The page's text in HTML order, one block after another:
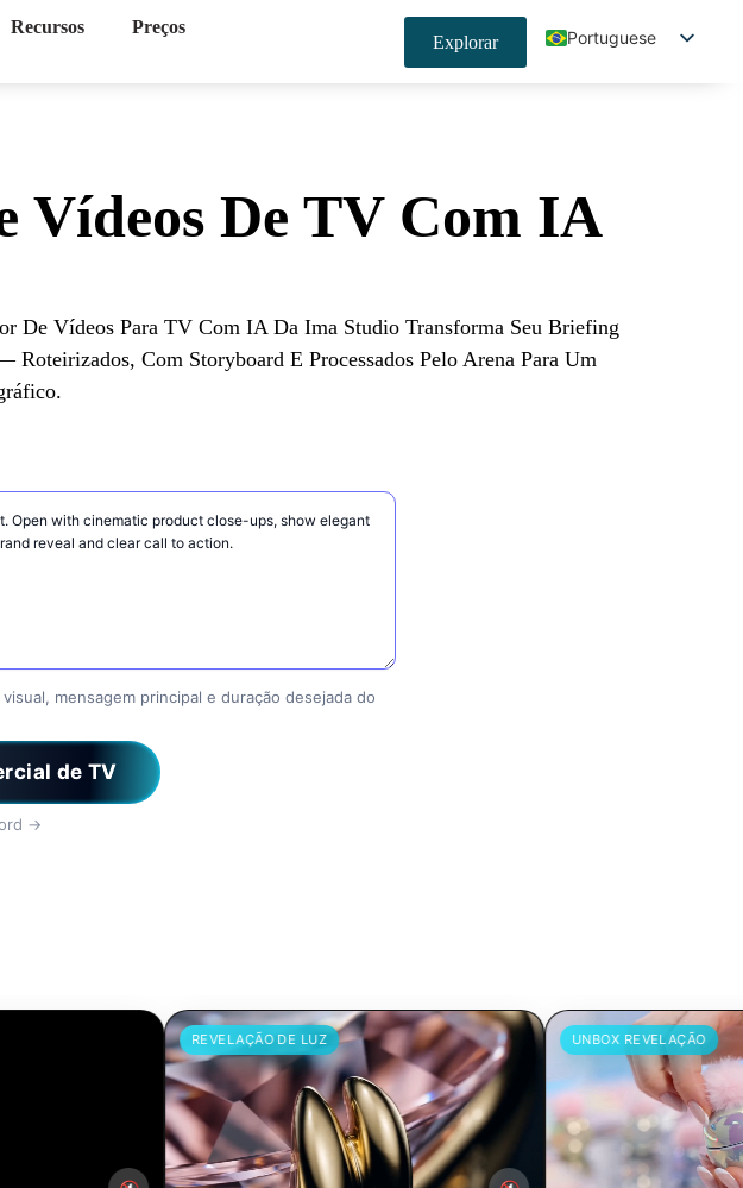
Recursos Preços
Explorar
Portuguese
Korean
German
Chinese (China)
Vídeos De TV Com IA
De Vídeos Para TV Com IA Da Ima Studio Transforma Seu Briefing
Com Storyboard E Processados Pelo Arena Para Um
mensagem principal e duração desejada do
de TV
→
REVELAÇÃO DE LUZ UNBOX REVELAÇÃO